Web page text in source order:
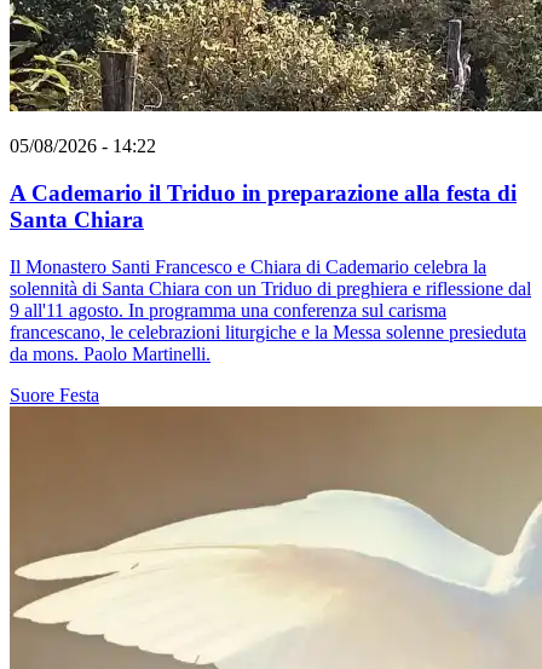
05/08/2026 - 14:22
A Cademario il Triduo in preparazione alla festa di
Santa Chiara
Il Monastero Santi Francesco e Chiara di Cademario celebra la
solennità di Santa Chiara con un Triduo di preghiera e riflessione dal
9 all'11 agosto. In programma una conferenza sul carisma
francescano, le celebrazioni liturgiche e la Messa solenne presieduta
da mons. Paolo Martinelli.
Suore Festa